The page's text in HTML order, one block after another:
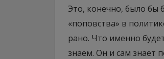
Это, конечно, было бы
«поповства» в
рано. Что именно
знаем. Он и сам знает